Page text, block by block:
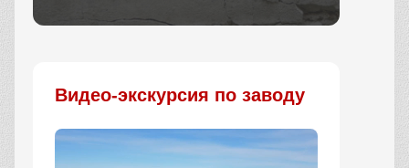
Видео-экскурсия по заводу